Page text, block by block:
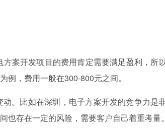
开发项目的费用肯定需要满足盈利，所
，费用一般在300-800元之间。
。比如在深圳，电子方案开发的竞争力是
存在一定的风险，需要客户自己着重考量。